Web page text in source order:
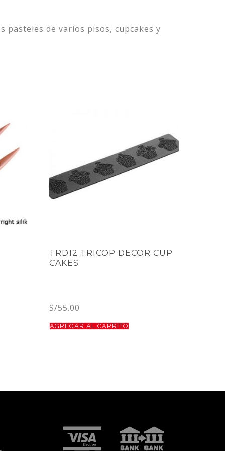
pasteles de varios pisos, cupcakes y
TRD12 TRICOP DECOR CUP
CAKES
S/55.00
AGREGAR AL CARRITO